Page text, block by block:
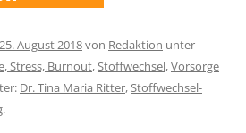
25. August 2018von Redaktion unter
Stress, Burnout,Stoffwechsel,Vorsorge
Dr. Tina Maria Ritter,Stoffwechsel-
.